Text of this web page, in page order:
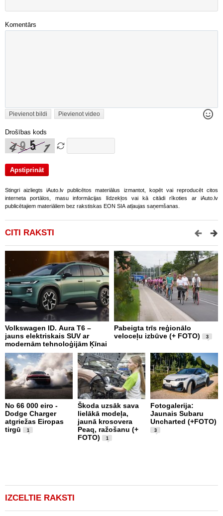
Komentārs
Pievienot bildi Pievienot video
Drošības kods
Stingri aizliegts iAuto.lv publicētos materiālus izmantot, kopēt vai reproducēt citos
interneta portālos, masu informācijas līdzekļos vai kā citādi rīkoties ar iAuto.lv
publicētajiem materiāliem bez rakstiskas EON SIA atļaujas saņemšanas.
CITI RAKSTI
Volkswagen ID. Aura T6 –
jauns elektriskais SUV ar
modernām tehnoloģijām Ķīnai
Pabeigta trīs reģionālo
veloceļu izbūve (+ FOTO)
3
No 66 000 eiro -
Dodge Charger
atgriežas Eiropas
tirgū
1
Škoda uzsāk sava
lielākā modeļa,
jaunā krosovera
Peaq, ražošanu (+
FOTO)
1
Fotogalerija:
Jaunais Subaru
Uncharted (+FOTO)
3
IZCELTIE RAKSTI